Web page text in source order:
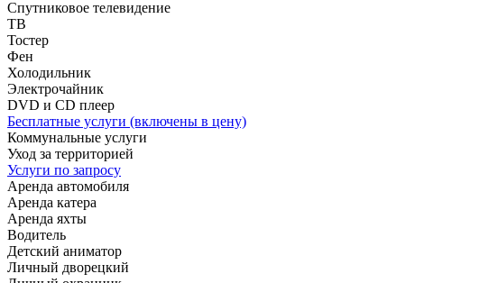
Спутниковое телевидение
ТВ
Тостер
Фен
Холодильник
Электрочайник
DVD и CD плеер
Бесплатные услуги (включены в цену)
Коммунальные услуги
Уход за территорией
Услуги по запросу
Аренда автомобиля
Аренда катера
Аренда яхты
Водитель
Детский аниматор
Личный дворецкий